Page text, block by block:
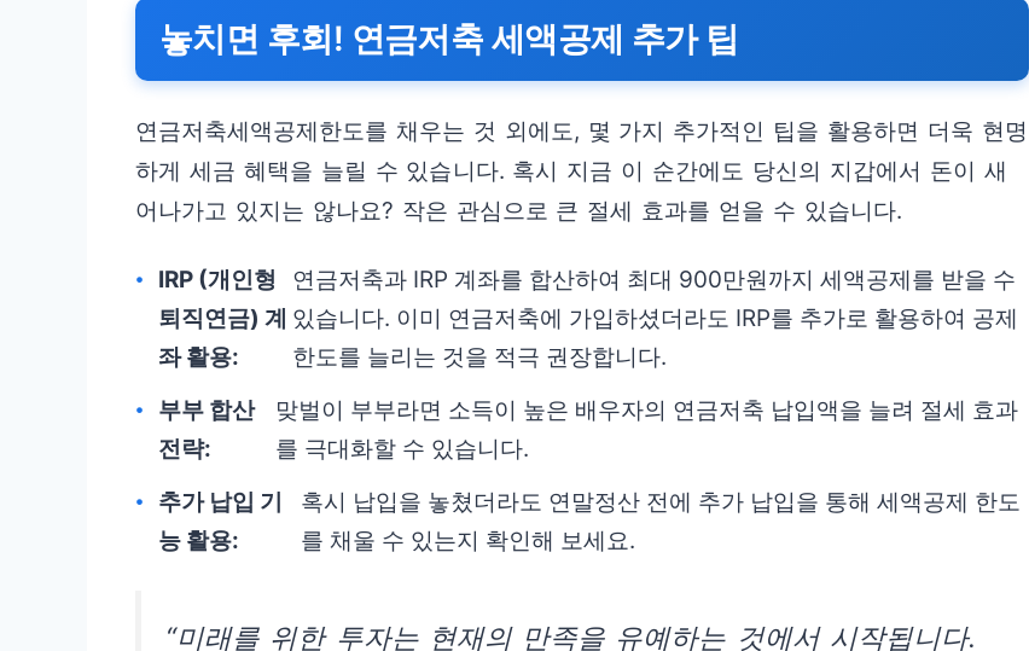
놓치면 후회! 연금저축 세액공제 추가 팁
연금저축세액공제한도를 채우는 것 외에도, 몇 가지 추가적인 팁을 활용하면 더욱 현명
하게 세금 혜택을 늘릴 수 있습니다. 혹시 지금 이 순간에도 당신의 지갑에서 돈이 새
어나가고 있지는 않나요? 작은 관심으로 큰 절세 효과를 얻을 수 있습니다.
IRP (개인형
퇴직연금) 계
좌 활용:
연금저축과 IRP 계좌를 합산하여 최대 900만원까지 세액공제를 받을 수
있습니다. 이미 연금저축에 가입하셨더라도 IRP를 추가로 활용하여 공제
한도를 늘리는 것을 적극 권장합니다.
부부 합산
전략:
맞벌이 부부라면 소득이 높은 배우자의 연금저축 납입액을 늘려 절세 효과
를 극대화할 수 있습니다.
추가 납입 기
능 활용:
혹시 납입을 놓쳤더라도 연말정산 전에 추가 납입을 통해 세액공제 한도
를 채울 수 있는지 확인해 보세요.
“미래를 위한 투자는 현재의 만족을 유예하는 것에서 시작됩니다.